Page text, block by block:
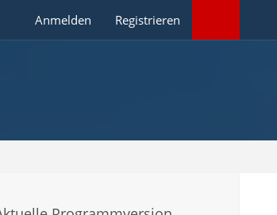
Anmelden Registrieren